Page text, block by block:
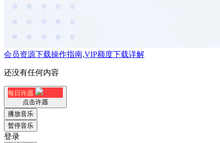
会员资源下载操作指南,VIP额度下载详解
还没有任何内容
每日许愿
点击许愿
播放音乐
暂停音乐
登录